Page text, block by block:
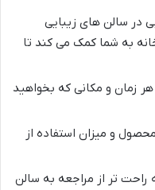
در سالن های زیبایی
به شما کمک می کند تا
زمان و مکانی که بخواهید
و میزان استفاده از
راحت تر از مراجعه به سالن